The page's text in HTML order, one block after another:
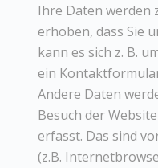
Ihre Daten werden
erhoben, dass Sie
kann es sich z. B.
ein
Andere Daten
Besuch der
erfasst. Das sind
(z.B.